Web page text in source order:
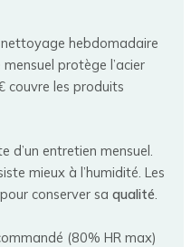
hebdomadaire
protège l’acier
couvre les produits
d’un entretien mensuel.
mieux à l’humidité. Les
conserver saqualité.
(80% HR max)